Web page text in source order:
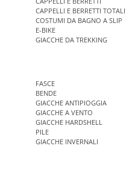
CAPPELLI E BERRETTI TOTALI
COSTUMI DA BAGNO A SLIP
E-BIKE
GIACCHE DA TREKKING
FASCE
BENDE
GIACCHE ANTIPIOGGIA
GIACCHE A VENTO
GIACCHE HARDSHELL
PILE
GIACCHE INVERNALI